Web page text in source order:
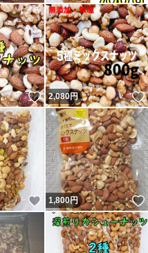
いいね！
2,080円
いいね！
1,800円